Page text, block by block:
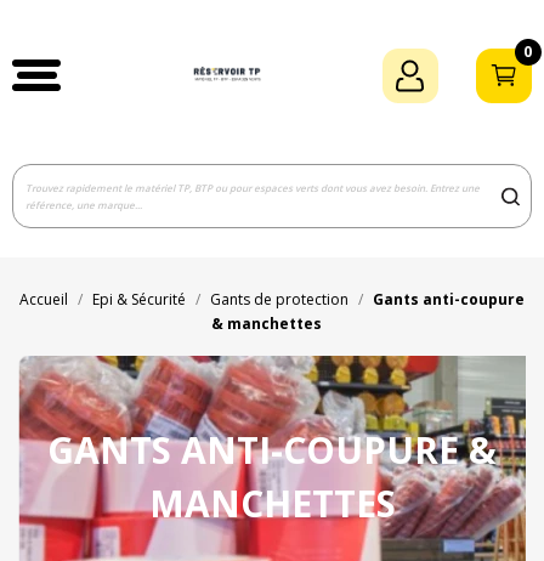
0
Accueil Epi & Sécurité Gants de protection
Gants anti-coupure
& manchettes
GANTS ANTI-COUPURE &
MANCHETTES